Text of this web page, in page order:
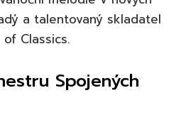
a talentovaný skladatel
Classics.
Spojených